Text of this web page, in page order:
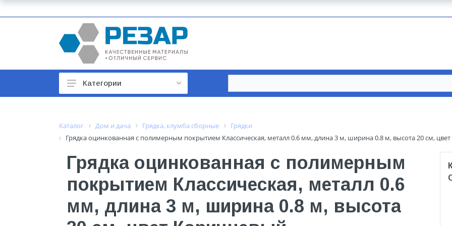
Автотовары
Арматура строительная
Баки, гидроаккумуляторы
Бытовая техника
Бытовая химия
Категории
Каталог Дом и дача Грядка, клумба сборные
Грядки
Грядка оцинкованная с полимерным покрытием Классическая, металл 0.6 мм, длина 3 м, ширина 0.8 м, высота 20 см,
Грядка оцинкованная с полимерным
покрытием Классическая, металл 0.6
мм, длина 3 м, ширина 0.8 м, высота